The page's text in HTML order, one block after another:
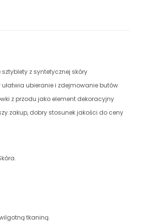
z syntetycznej skóry
ułatwia ubieranie i zdejmowanie butów
z przodu jako element dekoracyjny
zakup, dobry stosunek jakości do ceny
tkaniną.